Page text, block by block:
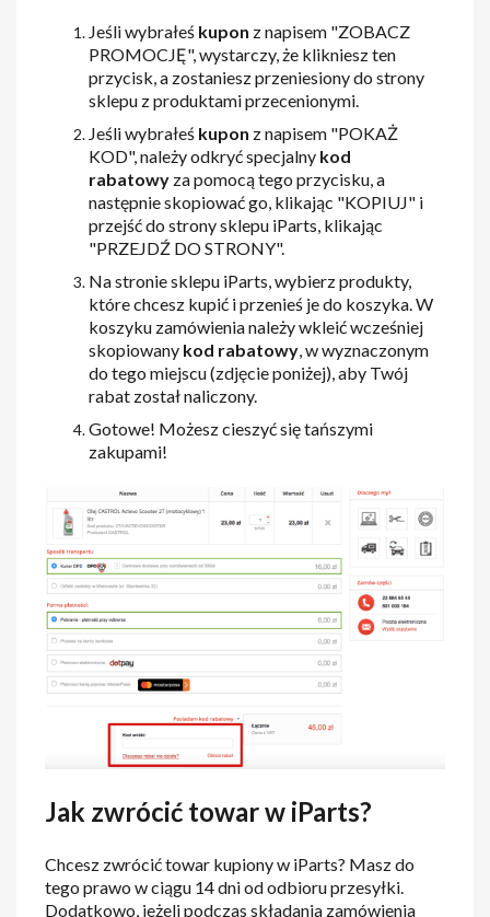
Jeśli wybrałeś kupon z napisem "ZOBACZ
PROMOCJĘ", wystarczy, że klikniesz ten
przycisk, a zostaniesz przeniesiony do strony
sklepu z produktami przecenionymi.
Jeśli wybrałeś kupon z napisem "POKAŻ
KOD", należy odkryć specjalny kod
rabatowy za pomocą tego przycisku, a
następnie skopiować go, klikając "KOPIUJ" i
przejść do strony sklepu iParts, klikając
"PRZEJDŹ DO STRONY".
Na stronie sklepu iParts, wybierz produkty,
które chcesz kupić i przenieś je do koszyka. W
koszyku zamówienia należy wkleić wcześniej
skopiowany kod rabatowy, w wyznaczonym
do tego miejscu (zdjęcie poniżej), aby Twój
rabat został naliczony.
Gotowe! Możesz cieszyć się tańszymi
zakupami!
Jak zwrócić towar w iParts?
Chcesz zwrócić towar kupiony w iParts? Masz do
tego prawo w ciągu 14 dni od odbioru przesyłki.
Dodatkowo, jeżeli podczas składania zamówienia